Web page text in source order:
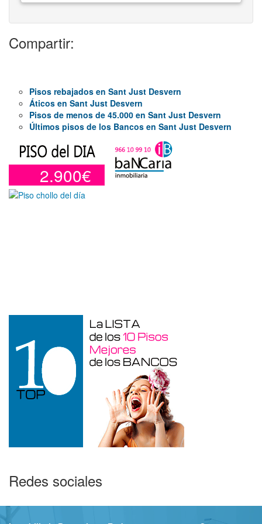
Compartir:
Pisos rebajados en Sant Just Desvern
Áticos en Sant Just Desvern
Pisos de menos de 45.000 en Sant Just Desvern
Últimos pisos de los Bancos en Sant Just Desvern
2.900€
Redes sociales